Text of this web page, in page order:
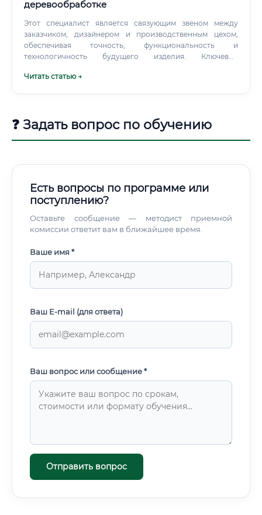
деревообработке
Этот специалист является связующим звеном между
заказчиком, дизайнером и производственным цехом,
обеспечивая точность, функциональность и
технологичность будущего изделия. Ключевые
проектировщика весьма широк и требует комплексного
конструкторской документации: Создание
детализированных чертежей изделий и их отдельных
Читать статью →
❓ Задать вопрос по обучению
Есть вопросы по программе или
поступлению?
Оставьте сообщение — методист приемной
комиссии ответит вам в ближайшее время.
Ваше имя *
Ваш E-mail (для ответа)
Ваш вопрос или сообщение *
Отправить вопрос